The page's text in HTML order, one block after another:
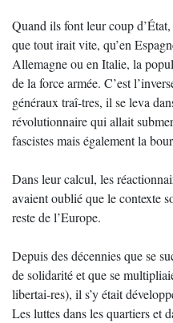
Quand ils font leur coup
que tout irait vite, qu’en
Allemagne ou en Italie, la
de la force armée. C’est
généraux traî-tres, il se leva
révolutionnaire qui allait
fascistes mais également la
Dans leur calcul, les
avaient oublié que le contexte
reste de l’Europe.
Depuis des décennies que se
de solidarité et que se
libertai-res), il s’y était
Les luttes dans les quartiers et